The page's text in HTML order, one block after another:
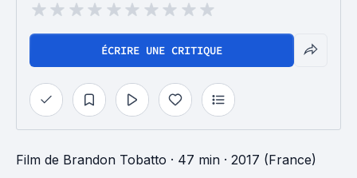
ÉCRIRE UNE CRITIQUE
Film de Brandon Tobatto · 47 min · 2017 (France)